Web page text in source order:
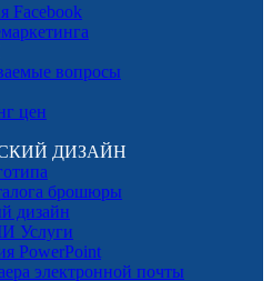
Facebook
вопросы
цен
ДИЗАЙН
брошюры
дизайн
Услуги
PowerPoint
электронной почты